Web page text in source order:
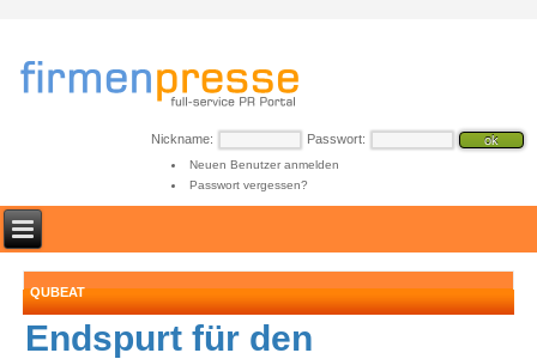
Nickname: Passwort:
Neuen Benutzer anmelden
Passwort vergessen?
QUBEAT
Endspurt für den